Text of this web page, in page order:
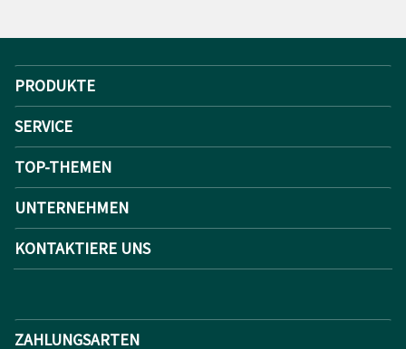
PRODUKTE
SERVICE
TOP-THEMEN
UNTERNEHMEN
KONTAKTIERE UNS
ZAHLUNGSARTEN